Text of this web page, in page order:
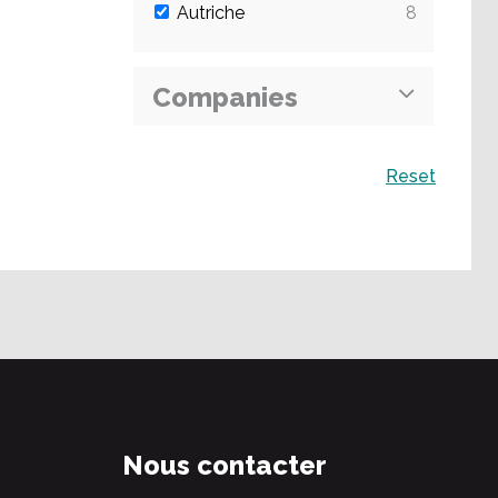
Autriche 8
Companies
Reset
Nous contacter